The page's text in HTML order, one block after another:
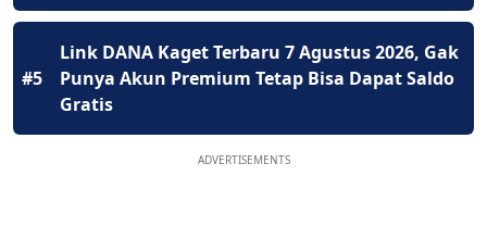
#5
Link DANA Kaget Terbaru 7 Agustus 2026, Gak
Punya Akun Premium Tetap Bisa Dapat Saldo
Gratis
ADVERTISEMENTS